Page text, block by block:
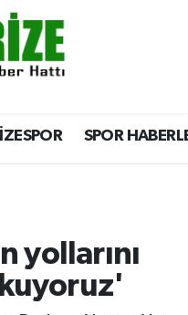
SPOR
yollarını
Fikstür